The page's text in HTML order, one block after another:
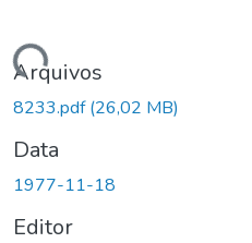
Arquivos
8233.pdf(26,02 MB)
Data
1977-11-18
Editor